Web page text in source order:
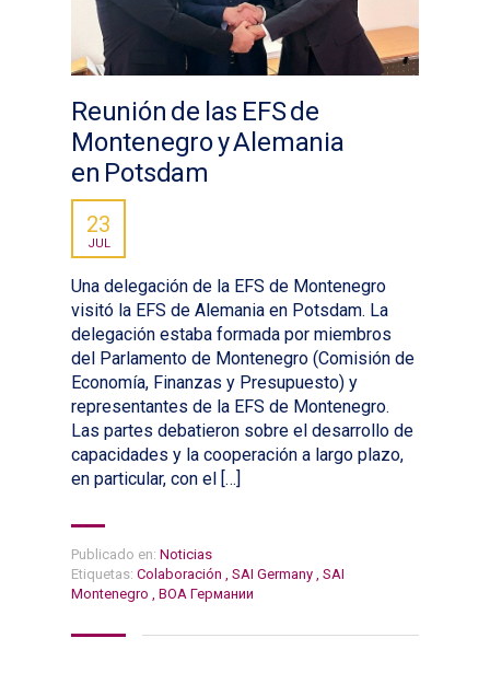
Reunión de las EFS de
Montenegro y Alemania
en Potsdam
23
JUL
Una delegación de la EFS de Montenegro
visitó la EFS de Alemania en Potsdam. La
delegación estaba formada por miembros
del Parlamento de Montenegro (Comisión de
Economía, Finanzas y Presupuesto) y
representantes de la EFS de Montenegro.
Las partes debatieron sobre el desarrollo de
capacidades y la cooperación a largo plazo,
en particular, con el […]
Publicado en: Noticias
Etiquetas: Colaboración SAI Germany SAI
Montenegro
ВОА Германии